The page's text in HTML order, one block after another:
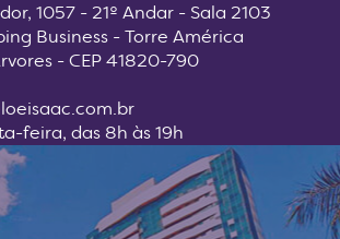
1057 - 21º Andar - Sala 2103
Business - Torre América
- CEP 41820-790
feira, das 8h às 19h